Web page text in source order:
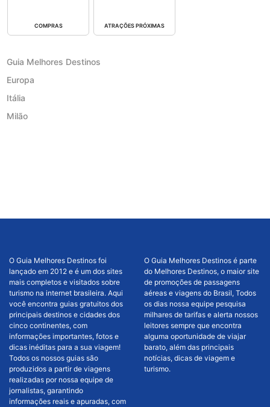
COMPRAS ATRAÇÕES PRÓXIMAS
Guia Melhores Destinos
Europa
Itália
Milão
O Guia Melhores Destinos foi
lançado em 2012 e é um dos sites
mais completos e visitados sobre
turismo na internet brasileira. Aqui
você encontra guias gratuitos dos
principais destinos e cidades dos
cinco continentes, com
informações importantes, fotos e
dicas inéditas para a sua viagem!
Todos os nossos guias são
produzidos a partir de viagens
realizadas por nossa equipe de
jornalistas, garantindo
informações reais e apuradas, com
O Guia Melhores Destinos é parte
do Melhores Destinos, o maior site
de promoções de passagens
aéreas e viagens do Brasil, Todos
os dias nossa equipe pesquisa
milhares de tarifas e alerta nossos
leitores sempre que encontra
alguma oportunidade de viajar
barato, além das principais
notícias, dicas de viagem e
turismo.